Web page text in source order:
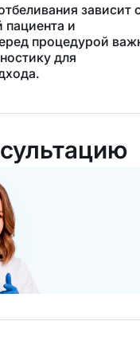
зависит
пациента и
процедурой
для